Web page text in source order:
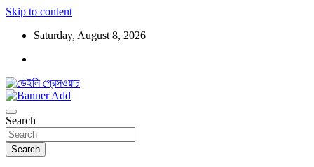
Skip to content
Saturday, August 8, 2026
ডেইলি প্রেসওয়াচ
Search
Search